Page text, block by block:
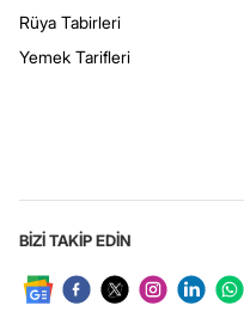
Rüya Tabirleri
Yemek Tarifleri
BİZİ TAKİP EDİN